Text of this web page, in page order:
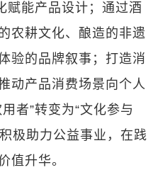
赋能产品设计；通过酒
农耕文化、酿造的非遗
验的品牌叙事；打造消
动产品消费场景向个人
者”转变为“文化参与
极助力公益事业，在践
值升华。